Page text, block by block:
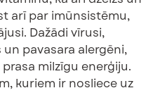
arī par imūnsistēmu,
Dažādi vīrusi,
pavasara alergēni,
milzīgu enerģiju.
kuriem ir nosliece uz